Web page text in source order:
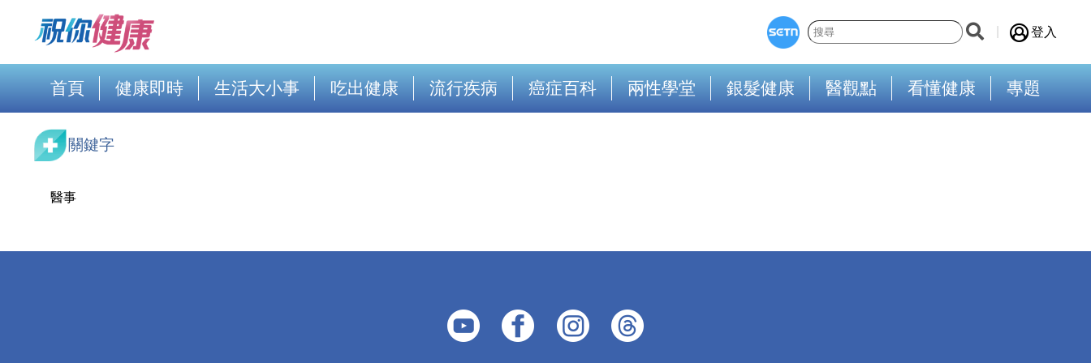
登入
首頁 健康即時 生活大小事 吃出健康 流行疾病 癌症百科 兩性學堂 銀髮健康 醫觀點 看懂健康 專題
關鍵字
醫事